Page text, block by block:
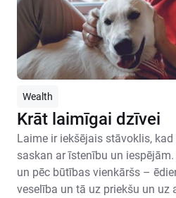
Wealth
Krāt laimīgai dzīvei
Laime ir iekšējais stāvoklis,
saskan ar īstenību un
un pēc būtības vienkāršs –
veselība un tā uz priekšu un uz